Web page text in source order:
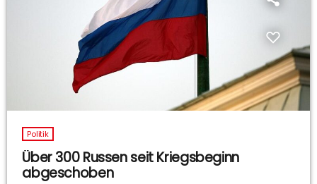
Politik
Über 300 Russen seit Kriegsbeginn
abgeschoben